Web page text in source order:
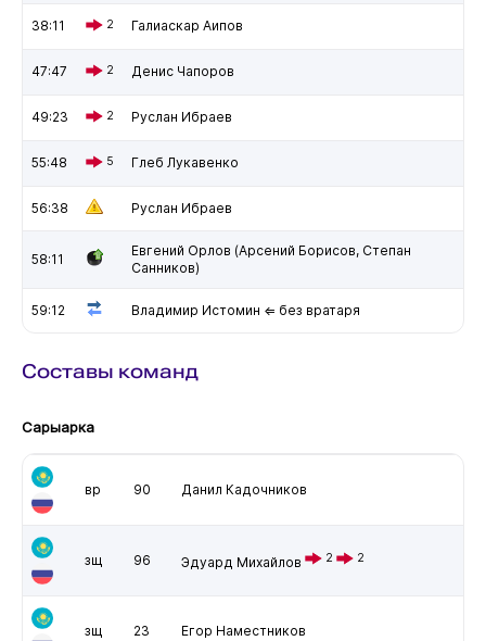
38:11 2 Галиаскар Аипов
47:47 2 Денис Чапоров
49:23 2 Руслан Ибраев
55:48 5 Глеб Лукавенко
56:38 Руслан Ибраев
58:11
Евгений Орлов (Арсений Борисов, Степан
Санников)
59:12 Владимир Истомин ⇐ без вратаря
Составы команд
Сарыарка
вр 90 Данил Кадочников
зщ 96 Эдуард Михайлов 2 2
зщ 23 Егор Наместников